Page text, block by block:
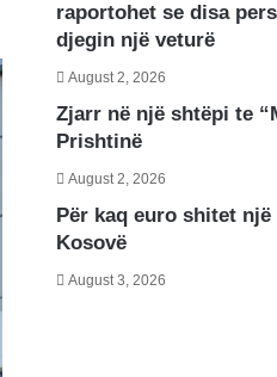
raportohet se disa
djegin një veturë
August 2, 2026
Zjarr në një shtëpi te
Prishtinë
August 2, 2026
Për kaq euro shitet
Kosovë
August 3, 2026